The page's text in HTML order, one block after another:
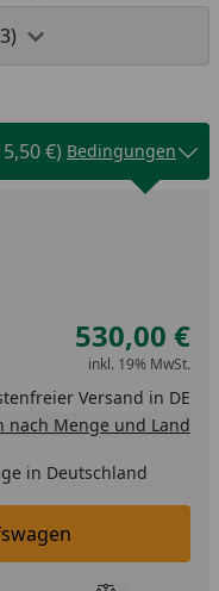
€) Bedingungen
eingeben
um eins erhöhen
530,00 €
inkl. 19% MwSt.
Versand in DE
nach Menge und Land
in Deutschland
Einkaufswagen legen